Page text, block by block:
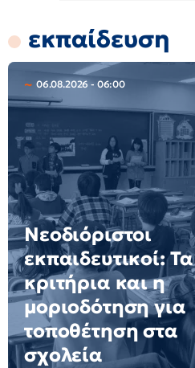
εκπαίδευση
06.08.2026 - 06:00
Νεοδιόριστοι
εκπαιδευτικοί: Τα
κριτήρια και η
μοριοδότηση για
τοποθέτηση στα
σχολεία